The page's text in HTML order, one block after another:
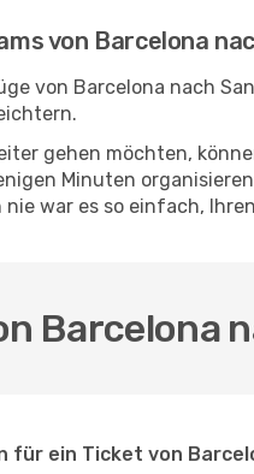
von Barcelona
von Barcelona nach
gehen möchten,
Minuten
war es so einfach,
Barcelona
für ein Ticket von